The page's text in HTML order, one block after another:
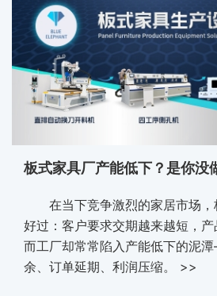
板式家具厂产能低下？是你没
在当下竞争激烈的家居市场
好过：客户要求交期越来越短，产
而工厂却常常陷入产能低下的泥
余、订单延期、利润压缩。 >>